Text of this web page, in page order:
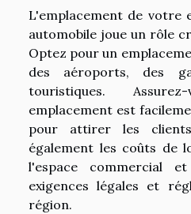
L'emplacement de votre
automobile joue un rôle
Optez pour un
des aéroports, des
touristiques.
emplacement est
pour attirer les clients
également les coûts de
l'espace commercial
exigences légales et
région.